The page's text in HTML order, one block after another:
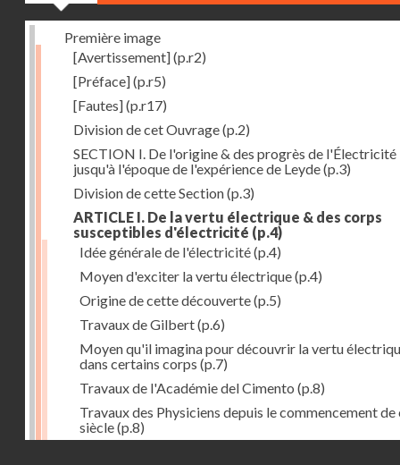
Première image
[Avertissement](p.r2)
[Préface](p.r5)
[Fautes](p.r17)
Division de cet Ouvrage(p.2)
SECTION I. De l'origine & des progrès de l'Électricité
jusqu'à l'époque de l'expérience de Leyde(p.3)
Division de cette Section(p.3)
ARTICLE I. De la vertu électrique & des corps
susceptibles d'électricité (p.4)
Idée générale de l'électricité(p.4)
Moyen d'exciter la vertu électrique(p.4)
Origine de cette découverte(p.5)
Travaux de Gilbert(p.6)
Moyen qu'il imagina pour découvrir la vertu
dans certains corps (p.7)
Travaux de l'Académie del Cimento (p.8)
Travaux des Physiciens depuis le commencement de
siècle(p.8)